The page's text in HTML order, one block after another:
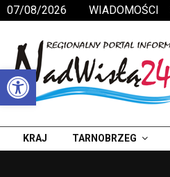
Otwórz pasek narzędzi
07/08/2026 WIADOMOŚCI
KRAJ TARNOBRZEG